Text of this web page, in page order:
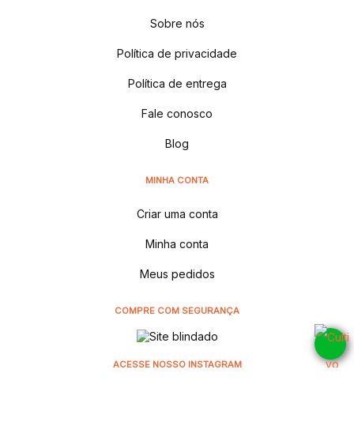
Sobre nós
Política de privacidade
Política de entrega
Fale conosco
Blog
MINHA CONTA
Criar uma conta
Minha conta
Meus pedidos
COMPRE COM SEGURANÇA
ACESSE NOSSO INSTAGRAM